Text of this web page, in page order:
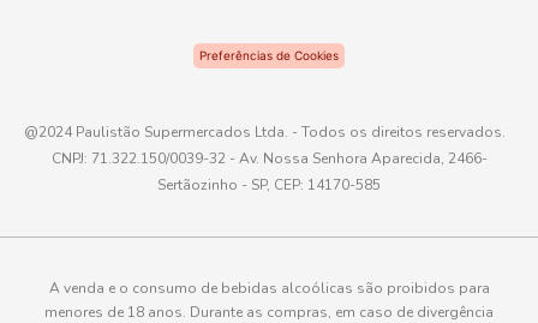
E-mail
Preferências de Cookies
@2024 Paulistão Supermercados Ltda. - Todos os direitos reservados.
CNPJ: 71.322.150/0039-32 - Av. Nossa Senhora Aparecida, 2466-
Sertãozinho - SP, CEP: 14170-585
A venda e o consumo de bebidas alcoólicas são proibidos para
menores de 18 anos. Durante as compras, em caso de divergência